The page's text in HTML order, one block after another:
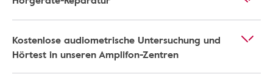
Kostenlose audiometrische Untersuchung und
Hörtest in unseren Amplifon-Zentren